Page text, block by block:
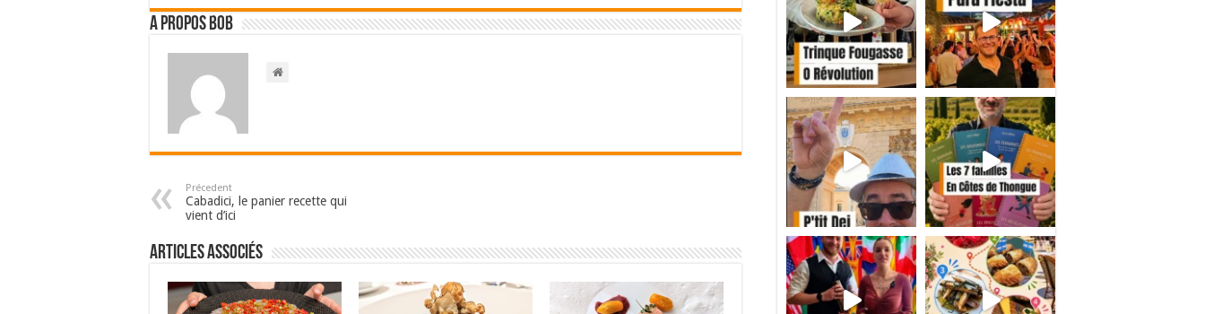
A propos bOb
Précedent
Cabadici, le panier recette qui
vient d’ici
Articles associés